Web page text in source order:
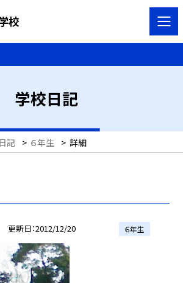
校
学校日記
記 > ６年生 > 詳細
更新日 2012/12/20 ６年生